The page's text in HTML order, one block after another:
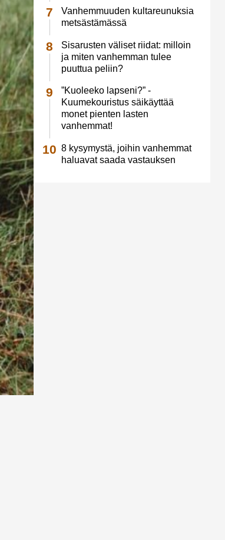
Vanhemmuuden kultareunuksia
metsästämässä
Sisarusten väliset riidat: milloin
ja miten vanhemman tulee
puuttua peliin?
”Kuoleeko lapseni?” -
Kuumekouristus säikäyttää
monet pienten lasten
vanhemmat!
8 kysymystä, joihin vanhemmat
haluavat saada vastauksen